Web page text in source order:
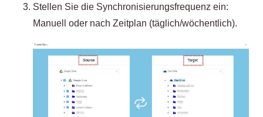
Stellen Sie die Synchronisierungsfrequenz ein:
Manuell oder nach Zeitplan (täglich/wöchentlich).